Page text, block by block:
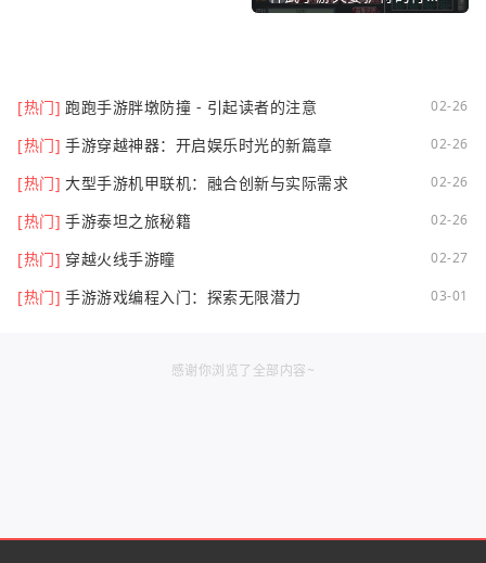
[热门] 跑跑手游胖墩防撞 - 引起读者的注意 02-26
[热门] 手游穿越神器：开启娱乐时光的新篇章 02-26
[热门] 大型手游机甲联机：融合创新与实际需求 02-26
[热门] 手游泰坦之旅秘籍 02-26
[热门] 穿越火线手游瞳 02-27
[热门] 手游游戏编程入门：探索无限潜力 03-01
感谢你浏览了全部内容~